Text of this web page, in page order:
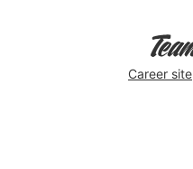
Career site